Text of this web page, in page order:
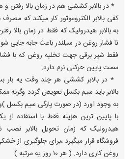
* در بالابر کششی هم در زمان بالا رفتن
کفی بالابر الکتروموتور کار میکند که
به بالابر هیدرولیک که فقط در زمان بالا
تا فشار روغن در سیلندر باعث جابه جایی
فقط شیر برقی جهت تخلیه روغن که با فشار
سمت پایین حرکتی نرم دارد.
* در بالابر کششی هر چند وقت یه بار
بالابر باید سیم بکسل تعویض گردد وگرنه
به وجود اورد (در صورت پارگی سیم بکسل
با پایین ترین هزینه فقط با استفاده
هیدرولیک که زمان تحویل بالابر نصب
فروشگاه قرار میگیرد ،برای جلوگیری از
روغن کاری دارد. ( هر ۱۰ روز یه مرتبه )